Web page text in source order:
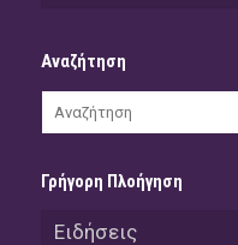
Αναζήτηση
Γρήγορη Πλοήγηση
Ειδήσεις